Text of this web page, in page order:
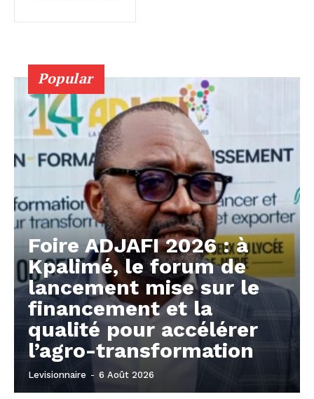
Popular
Foire ADJAFI 2026 : à
Kpalimé, le forum de
lancement mise sur le
financement et la
qualité pour accélérer
l’agro-transformation
Levisionnaire - 6 Août 2026